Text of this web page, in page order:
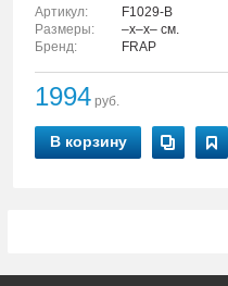
Артикул:
F1029-B
Размеры:
–x–x– см.
Бренд:
FRAP
1994 руб.
В корзину